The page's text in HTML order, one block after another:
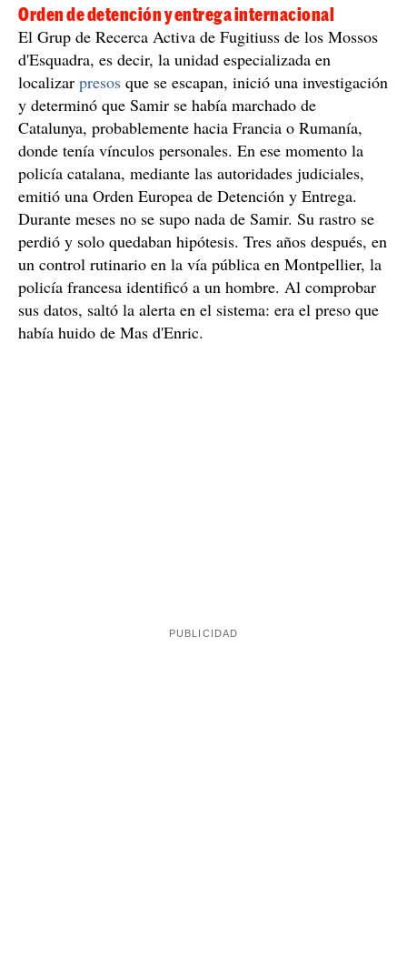
Orden de detención y entrega internacional
El Grup de Recerca Activa de Fugitiuss de los Mossos
d'Esquadra, es decir, la unidad especializada en
localizar presos que se escapan, inició una investigación
y determinó que Samir se había marchado de
Catalunya, probablemente hacia Francia o Rumanía,
donde tenía vínculos personales. En ese momento la
policía catalana, mediante las autoridades judiciales,
emitió una Orden Europea de Detención y Entrega.
Durante meses no se supo nada de Samir. Su rastro se
perdió y solo quedaban hipótesis. Tres años después, en
un control rutinario en la vía pública en Montpellier, la
policía francesa identificó a un hombre. Al comprobar
sus datos, saltó la alerta en el sistema: era el preso que
había huido de Mas d'Enric.